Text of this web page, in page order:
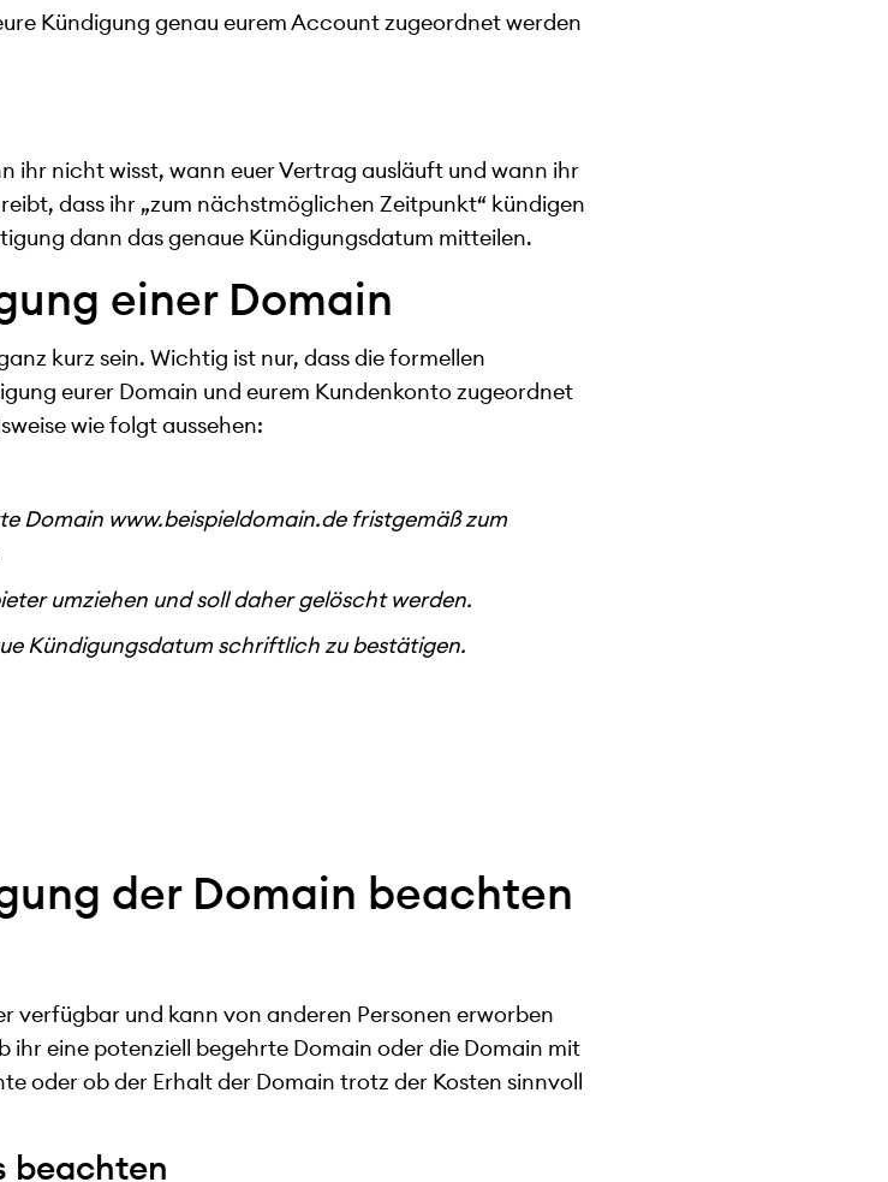
Kündigung genau eurem Account zugeordnet werden
ihr nicht wisst, wann euer Vertrag ausläuft und wann ihr
dass ihr „zum nächstmöglichen Zeitpunkt“ kündigen
dann das genaue Kündigungsdatum mitteilen.
einer Domain
kurz sein. Wichtig ist nur, dass die formellen
eurer Domain und eurem Kundenkonto zugeordnet
wie folgt aussehen:
Domain www.beispieldomain.defristgemäß zum
umziehen und soll daher gelöscht werden.
Kündigungsdatum schriftlich zu bestätigen.
der Domain beachten
verfügbar und kann von anderen Personen erworben
ihr eine potenziell begehrte Domain oder die Domain mit
oder ob der Erhalt der Domain trotz der Kosten sinnvoll
beachten